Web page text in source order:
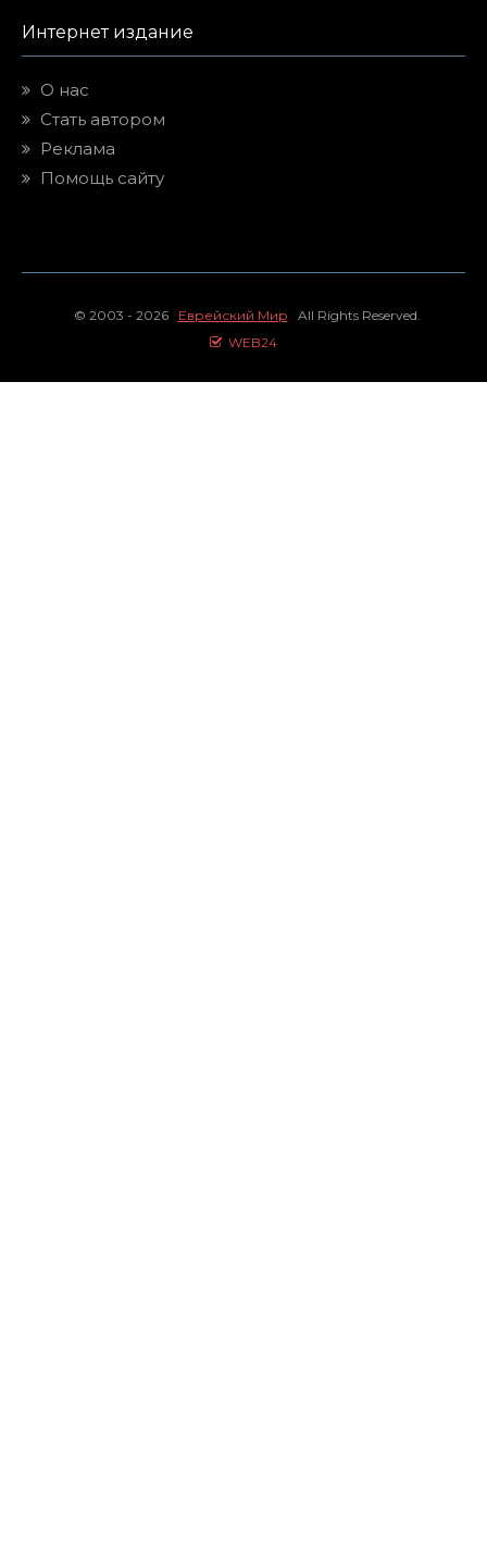
Интернет издание
О нас
Стать автором
Реклама
Помощь сайту
© 2003 - 2026 Еврейский Мир All Rights Reserved.
WEB24